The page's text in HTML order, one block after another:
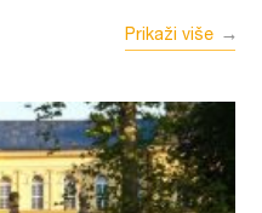
Prikaži više